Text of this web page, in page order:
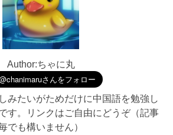
Author:ちゃに丸
みたいがためだけに中国語を勉強し
す。リンクはご自由にどうぞ（記事
でも構いません）